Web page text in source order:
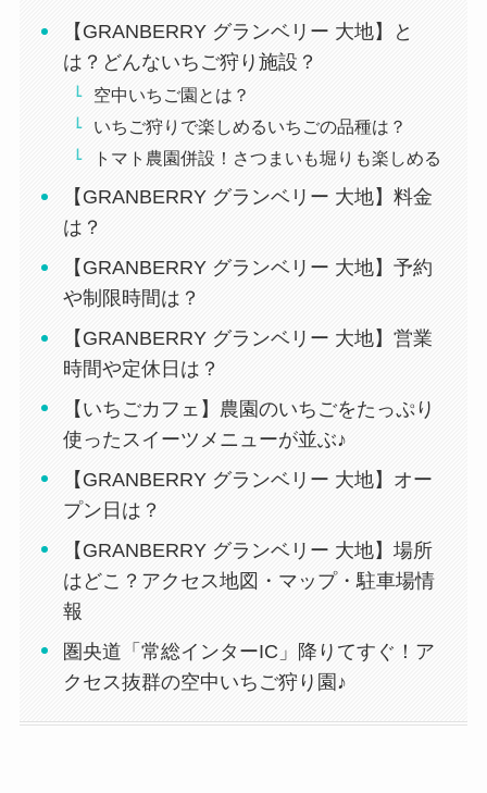
【GRANBERRY グランベリー 大地】と
は？どんないちご狩り施設？
空中いちご園とは？
いちご狩りで楽しめるいちごの品種は？
トマト農園併設！さつまいも堀りも楽しめる
【GRANBERRY グランベリー 大地】料金
は？
【GRANBERRY グランベリー 大地】予約
や制限時間は？
【GRANBERRY グランベリー 大地】営業
時間や定休日は？
【いちごカフェ】農園のいちごをたっぷり
使ったスイーツメニューが並ぶ♪
【GRANBERRY グランベリー 大地】オー
プン日は？
【GRANBERRY グランベリー 大地】場所
はどこ？アクセス地図・マップ・駐車場情
報
圏央道「常総インターIC」降りてすぐ！ア
クセス抜群の空中いちご狩り園♪